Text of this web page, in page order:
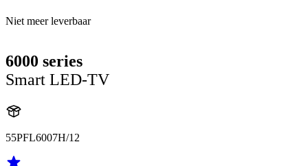
Niet meer leverbaar
6000 series
Smart LED-TV
55PFL6007H/12